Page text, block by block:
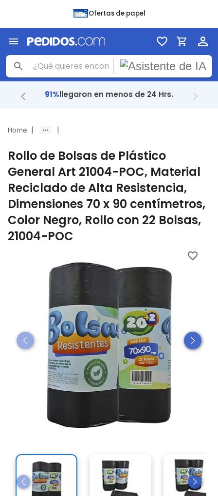
Ofertas de papel
91%llegaron en menos de 24 Hrs.
Home | |
Rollo de Bolsas de Plástico
General Art 21004-POC, Material
Reciclado de Alta Resistencia,
Dimensiones 70 x 90 centímetros,
Color Negro, Rollo con 22 Bolsas,
21004-POC